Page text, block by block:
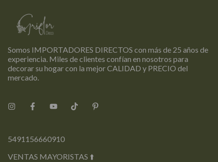
Somos IMPORTADORES DIRECTOS con más de 25 años de
experiencia. Miles de clientes confían en nosotros para
decorar su hogar con la mejor CALIDAD y PRECIO del
mercado.
5491156660910
VENTAS MAYORISTAS ⬆️